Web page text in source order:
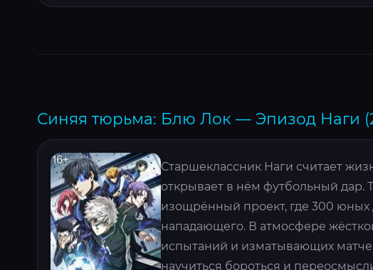
Синяя тюрьма: Блю Лок — Эпизод Наги
Старшеклассник Наги считает
открывает в нём футбольный дар.
изощрённый проект, где 300
нападающего. В атмосфере
испытаний и изматывающих
научиться бороться и